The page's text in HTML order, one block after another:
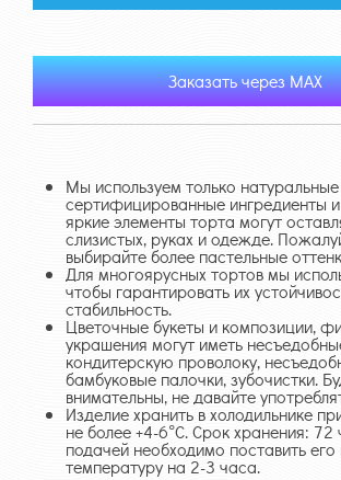
Заказать через MAX
Мы используем только натуральные
сертифицированные ингредиенты
яркие элементы торта могут
слизистых, руках и одежде.
выбирайте более пастельные
Для многоярусных тортов мы
чтобы гарантировать их
стабильность.
Цветочные букеты и композиции,
украшения могут иметь
кондитерскую проволоку,
бамбуковые палочки, зубочистки.
внимательны, не давайте
Изделие хранить в холодильнике
не более +4-6°С. Срок хранения:
подачей необходимо поставить
температуру на 2-3 часа.